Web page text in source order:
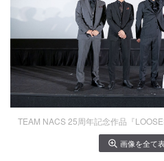
TEAM NACS 25周年記念作品『
画像を全て